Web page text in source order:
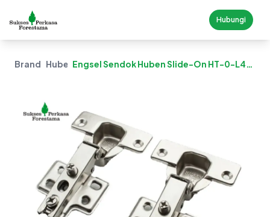
Hubungi
Brand HubenEngsel Sendok Huben Slide-On HT-0-L4